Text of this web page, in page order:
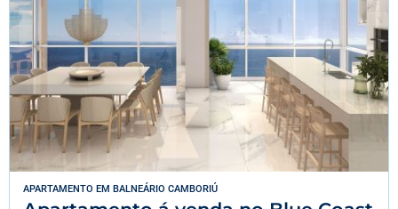
APARTAMENTO EM BALNEÁRIO CAMBORIÚ